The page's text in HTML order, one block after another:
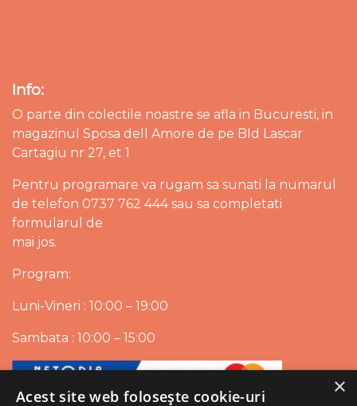
Info:
O parte din colectile noastre se afla in Bucuresti, in
magazinul Sposa dell Amore de pe Bld Lascar
Cartagiu nr 27, et 1
Pentru programare va rugam sa sunati la numarul
de telefon 0737 762 444 sau sa completati
formularul de
mai jos.
Program:
Luni-Vineri : 10:00 – 19:00
Sambata : 10:00 – 15:00
×
Acest site web folosește cookie-uri